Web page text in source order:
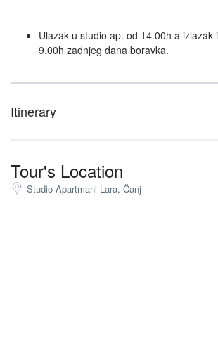
Ulazak u studio ap. od 14.00h a izlazak
9.00h zadnjeg dana boravka.
Itinerary
Tour's Location
Studio Apartmani Lara, Čanj